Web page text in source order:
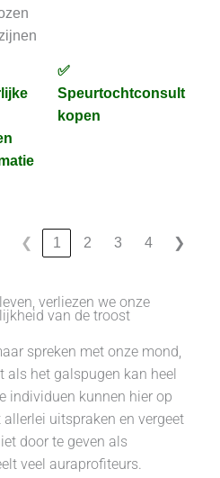
✅
Speurtochtconsult
kopen
✅
Speurtochtconsult
kopen
❮ 1 2 3 4 ❯
verliezen we onze
van de troost
spreken met onze mond,
het galspugen kan heel
individuen kunnen hier op
uitspraken en vergeet
door te geven als
veel auraprofiteurs.